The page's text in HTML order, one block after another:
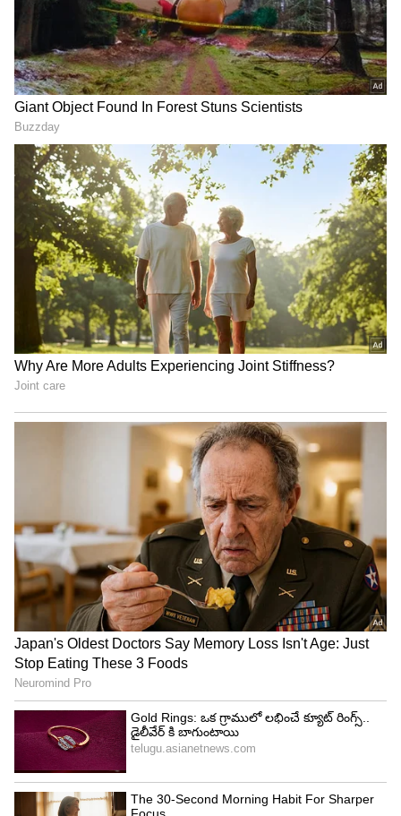
Related Articles
జోరందుకున్న ఉస్తాద్ అడ్వాన్స్ బుకింగ్స్, గంటల
వ్యవధిలోనే ఏం మ్యాజిక్ జరిగిందో తెలుసా ?
Krishna: నా వల్ల కాదు, విలన్ వల్లే ఈ సినిమా సూపర్
హిట్.. కృష్ణ లా ఇంత నిజాయతీగా ఎవరైనా
ఒప్పుకోగలరా ?
3
5
Image Credit :
రూమర్స్ ని ఖండిస్తూ
ఆ రూమర్స్ ని ఖండిస్తూ తాజాగా అనుష్క శెట్టి టీం క్లారిటీ
ఇచ్చింది. వ్యక్తిగత గోప్యతని ఎవరూ భంగం
కలిగించకూడదు. నిర్ధారించుకోకుండా పుకార్లు పుట్టిస్తున్నారు.
ముఖ్యంగా అనుష్క వయసుని గుర్తు చేస్తూ
అవమానకరమైన కథనాలు రాస్తున్నారు అంటూ ఆమె టీం
మండిపడింది.